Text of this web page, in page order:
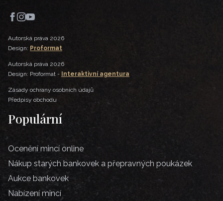
Autorská práva 2026
Design: Proformat
Autorská práva 2026
Design: Proformat - Interaktivní agentura
Zásady ochrany osobních údajů
Předpisy obchodu
Populární
Ocenění mincí online
Nákup starých bankovek a přepravných poukázek
Aukce bankovek
Nabízení mincí